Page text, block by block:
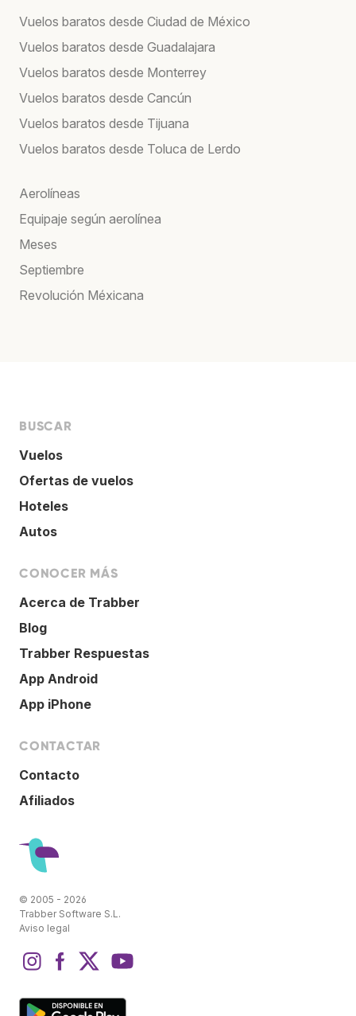
Vuelos baratos desde Ciudad de México
Vuelos baratos desde Guadalajara
Vuelos baratos desde Monterrey
Vuelos baratos desde Cancún
Vuelos baratos desde Tijuana
Vuelos baratos desde Toluca de Lerdo
Aerolíneas
Equipaje según aerolínea
Meses
Septiembre
Revolución Méxicana
BUSCAR
Vuelos
Ofertas de vuelos
Hoteles
Autos
CONOCER MÁS
Acerca de Trabber
Blog
Trabber Respuestas
App Android
App iPhone
CONTACTAR
Contacto
Afiliados
© 2005 - 2026
Trabber Software S.L.
Aviso legal